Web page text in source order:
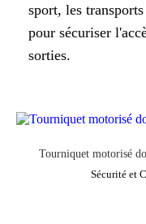
sport, les
pour sécuriser
sorties.
Tourniquet motorisé
Sécurité et